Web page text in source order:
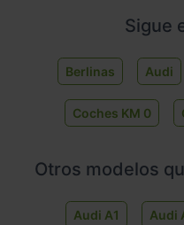
Sigue
Berlinas Audi
Coches KM 0
Otros modelos
Audi A1 Audi